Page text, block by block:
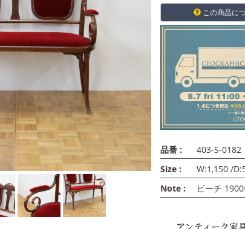
この商品に
品番 :
403-S-0182
Size :
W:1,150 /
Note :
ビーチ
アンティーク家